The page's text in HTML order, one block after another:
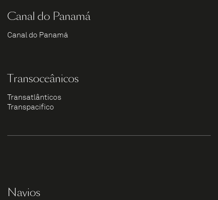
Canal do Panamá
Canal do Panamá
Transoceânicos
Transatlânticos
Transpacífico
Navios